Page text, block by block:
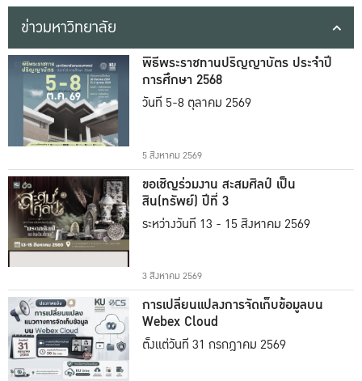
ข่าวมหาวิทยาลัย
พิธีพระราชทานปริญญาบัตร ประจำปี
การศึกษา 2568
วันที่ 5-8 ตุลาคม 2569
5 สิงหาคม 2569
ขอเชิญร่วมงาน สะสมศิลป์ เป็น
สิน(ทรัพย์) ปีที่ 3
ระหว่างวันที่ 13 - 15 สิงหาคม 2569
3 สิงหาคม 2569
การเปลี่ยนแปลงการจัดเก็บข้อมูลบน
Webex Cloud
ตั้งแต่วันที่ 31 กรกฎาคม 2569